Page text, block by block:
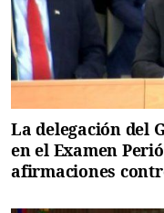
La delegación del
en el Examen
afirmaciones